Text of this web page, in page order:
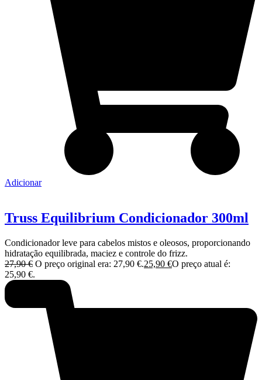
Adicionar
Truss Equilibrium Condicionador 300ml
Condicionador leve para cabelos mistos e oleosos, proporcionando
hidratação equilibrada, maciez e controle do frizz.
27,90€ O preço original era: 27,90 €.25,90 €O preço atual é:
25,90 €.